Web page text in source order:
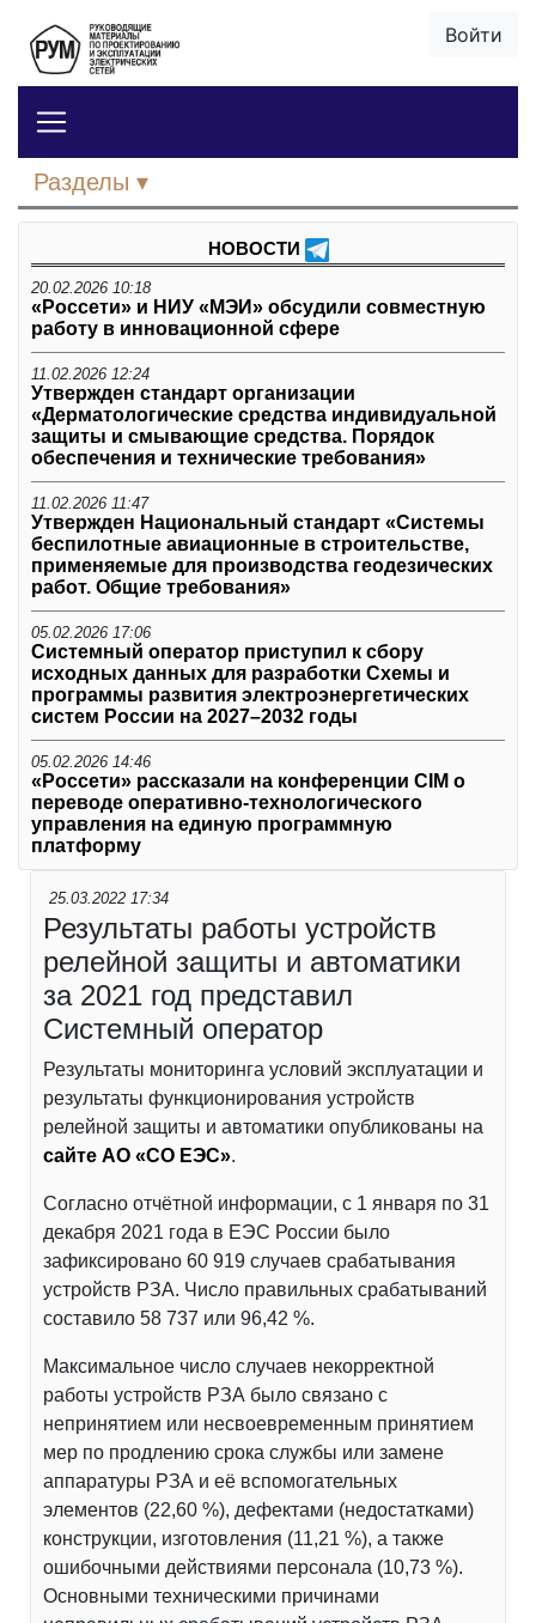
Войти
Разделы
НОВОСТИ
20.02.2026 10:18
«Россети» и НИУ «МЭИ» обсудили совместную
работу в инновационной сфере
11.02.2026 12:24
Утвержден стандарт организации
«Дерматологические средства индивидуальной
защиты и смывающие средства. Порядок
обеспечения и технические требования»
11.02.2026 11:47
Утвержден Национальный стандарт «Системы
беспилотные авиационные в строительстве,
применяемые для производства геодезических
работ. Общие требования»
05.02.2026 17:06
Системный оператор приступил к сбору
исходных данных для разработки Схемы и
программы развития электроэнергетических
систем России на 2027–2032 годы
05.02.2026 14:46
«Россети» рассказали на конференции CIM о
переводе оперативно-технологического
управления на единую программную
платформу
25.03.2022 17:34
Результаты работы устройств
релейной защиты и автоматики
за 2021 год представил
Системный оператор
Результаты мониторинга условий эксплуатации и
результаты функционирования устройств
релейной защиты и автоматики опубликованы на
сайте АО «СО ЕЭС».
Согласно отчётной информации, с 1 января по 31
декабря 2021 года в ЕЭС России было
зафиксировано 60 919 случаев срабатывания
устройств РЗА. Число правильных срабатываний
составило 58 737 или 96,42 %.
Максимальное число случаев некорректной
работы устройств РЗА было связано с
непринятием или несвоевременным принятием
мер по продлению срока службы или замене
аппаратуры РЗА и её вспомогательных
элементов (22,60 %), дефектами (недостатками)
конструкции, изготовления (11,21 %), а также
ошибочными действиями персонала (10,73 %).
Основными техническими причинами